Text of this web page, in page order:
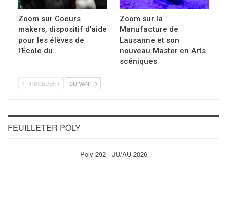
Zoom sur Coeurs
makers, dispositif d’aide
pour les élèves de
l’École du…
Zoom sur la
Manufacture de
Lausanne et son
nouveau Master en Arts
scéniques
PRÉCÉDENT SUIVANT
FEUILLETER POLY
Poly 292 - JU/AU 2026